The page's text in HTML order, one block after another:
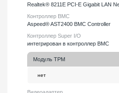
Realtek® 8211E PCI-E Gigabit LAN
Контроллер BMC
Aspeed® AST2400 BMC Controller
Контроллер Super I/O
интегрирован в контроллер BMC
Модуль TPM